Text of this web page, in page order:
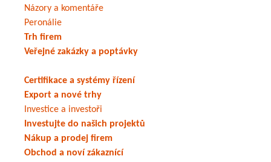
Názory a komentáře
Peronálie
Trh firem
Veřejné zakázky a poptávky
Certifikace a systémy řízení
Export a nové trhy
Investice a investoři
Investujte do našich projektů
Nákup a prodej firem
Obchod a noví zákaznící